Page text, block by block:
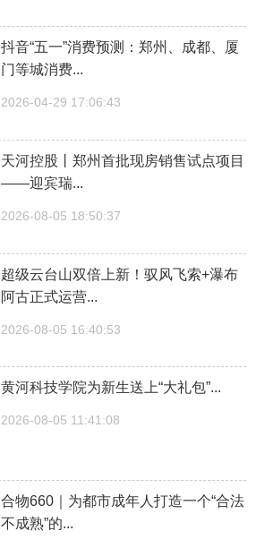
抖音“五一”消费预测：郑州、成都、厦
门等城消费...
2026-04-29 17:06:43
天河控股丨郑州首批现房销售试点项目
——迎宾瑞...
2026-08-05 18:50:37
超级云台山双倍上新！驭风飞索+瀑布
阿古正式运营...
2026-08-05 16:40:53
黄河科技学院为新生送上“大礼包”...
2026-08-05 11:41:08
合物660｜为都市成年人打造一个“合法
不成熟”的...